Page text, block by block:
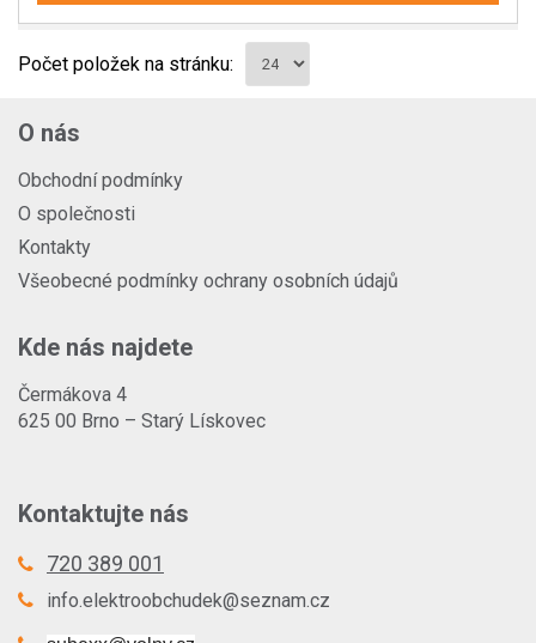
Počet položek na stránku:
O nás
Obchodní podmínky
O společnosti
Kontakty
Všeobecné podmínky ochrany osobních údajů
Kde nás najdete
Čermákova 4
625 00 Brno – Starý Lískovec
Kontaktujte nás
720 389 001
info.elektroobchudek@seznam.cz